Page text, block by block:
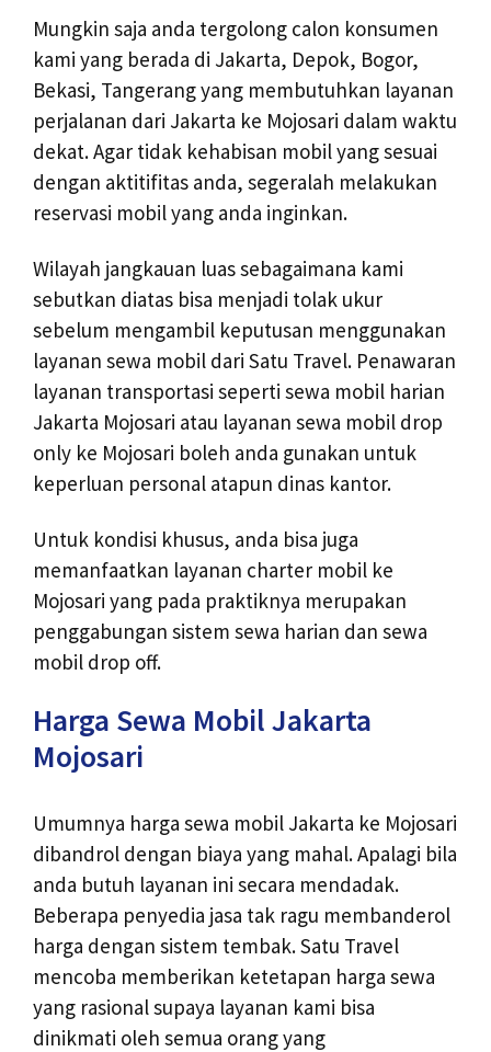
Mungkin saja anda tergolong calon konsumen
kami yang berada di Jakarta, Depok, Bogor,
Bekasi, Tangerang yang membutuhkan layanan
perjalanan dari Jakarta ke Mojosari dalam waktu
dekat. Agar tidak kehabisan mobil yang sesuai
dengan aktitifitas anda, segeralah melakukan
reservasi mobil yang anda inginkan.
Wilayah jangkauan luas sebagaimana kami
sebutkan diatas bisa menjadi tolak ukur
sebelum mengambil keputusan menggunakan
layanan sewa mobil dari Satu Travel. Penawaran
layanan transportasi seperti sewa mobil harian
Jakarta Mojosari atau layanan sewa mobil drop
only ke Mojosari boleh anda gunakan untuk
keperluan personal atapun dinas kantor.
Untuk kondisi khusus, anda bisa juga
memanfaatkan layanan charter mobil ke
Mojosari yang pada praktiknya merupakan
penggabungan sistem sewa harian dan sewa
mobil drop off.
Harga Sewa Mobil Jakarta
Mojosari
Umumnya harga sewa mobil Jakarta ke Mojosari
dibandrol dengan biaya yang mahal. Apalagi bila
anda butuh layanan ini secara mendadak.
Beberapa penyedia jasa tak ragu membanderol
harga dengan sistem tembak. Satu Travel
mencoba memberikan ketetapan harga sewa
yang rasional supaya layanan kami bisa
dinikmati oleh semua orang yang